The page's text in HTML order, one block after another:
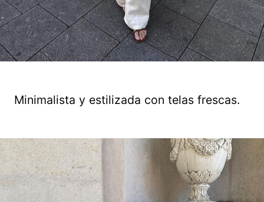
Minimalista y estilizada con telas frescas.